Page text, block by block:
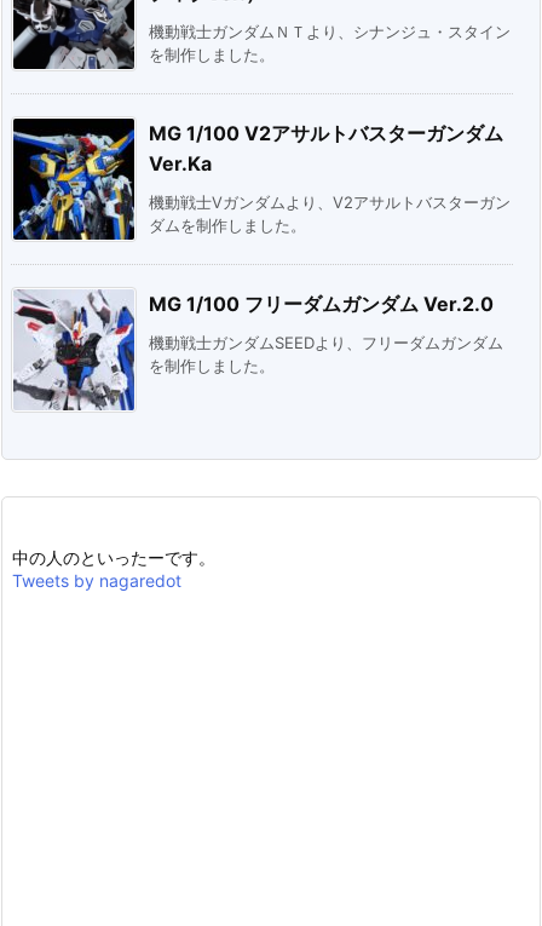
機動戦士ガンダムＮＴより、シナンジュ・スタイン
を制作しました。
MG 1/100 V2アサルトバスターガンダム
Ver.Ka
機動戦士Vガンダムより、V2アサルトバスターガン
ダムを制作しました。
MG 1/100 フリーダムガンダム Ver.2.0
機動戦士ガンダムSEEDより、フリーダムガンダム
を制作しました。
中の人のといったーです。
Tweets by nagaredot